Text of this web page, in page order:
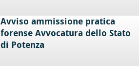
Avviso ammissione pratica
forense Avvocatura dello Stato
di Potenza